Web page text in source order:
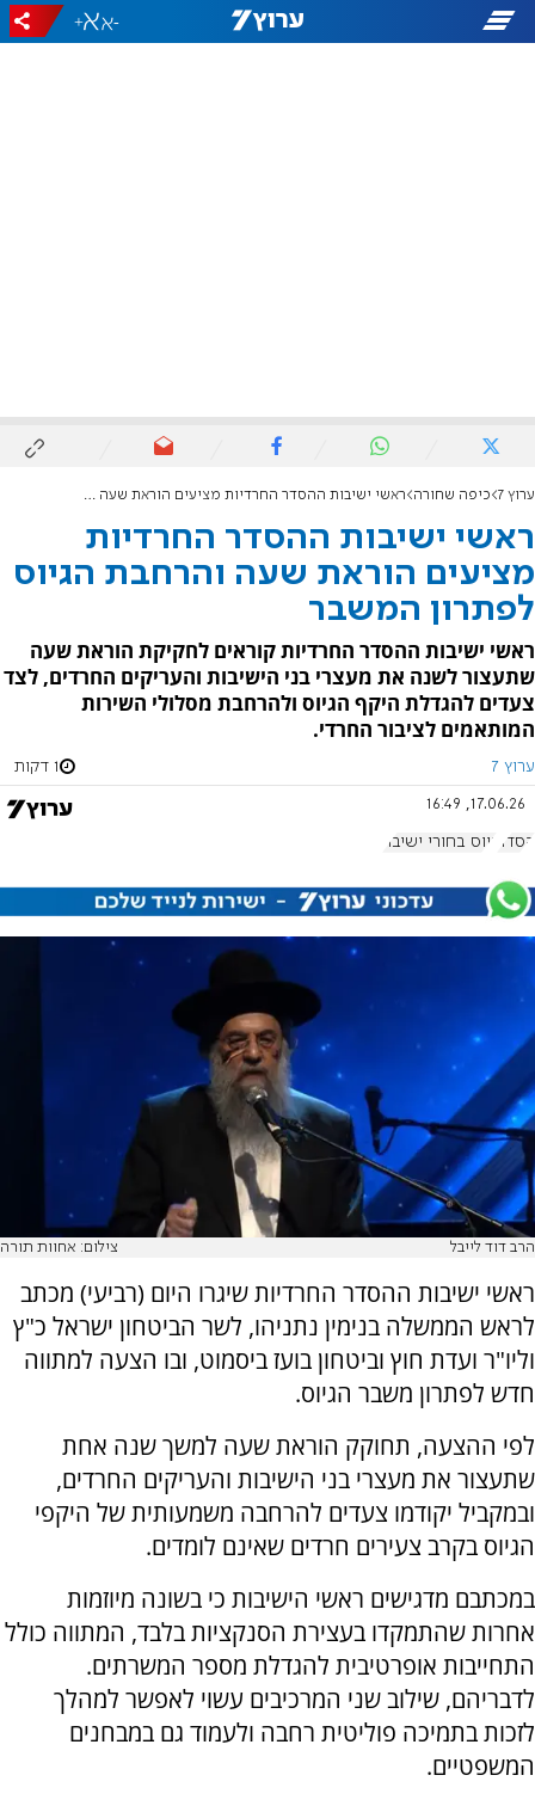
-
+
ערוץ 7 כיפה שחורה ראשי ישיבות ההסדר החרדיות מציעים הוראת שעה והרחבת הגיוס לפתרון המשבר
ראשי ישיבות ההסדר החרדיות
מציעים הוראת שעה והרחבת הגיוס
לפתרון המשבר
ראשי ישיבות ההסדר החרדיות קוראים לחקיקת הוראת שעה
שתעצור לשנה את מעצרי בני הישיבות והעריקים החרדים, לצד
צעדים להגדלת היקף הגיוס ולהרחבת מסלולי השירות
המותאמים לציבור החרדי.
ערוץ 7 1 דקות
17.06.26, 16:49
הסדר גיוס בחורי ישיבה
הרב דוד לייבל צילום: אחוות תורה
ראשי ישיבות ההסדר החרדיות שיגרו היום (רביעי) מכתב
לראש הממשלה בנימין נתניהו, לשר הביטחון ישראל כ"ץ
וליו"ר ועדת חוץ וביטחון בועז ביסמוט, ובו הצעה למתווה
חדש לפתרון משבר הגיוס.
לפי ההצעה, תחוקק הוראת שעה למשך שנה אחת
שתעצור את מעצרי בני הישיבות והעריקים החרדים,
ובמקביל יקודמו צעדים להרחבה משמעותית של היקפי
הגיוס בקרב צעירים חרדים שאינם לומדים.
במכתבם מדגישים ראשי הישיבות כי בשונה מיוזמות
אחרות שהתמקדו בעצירת הסנקציות בלבד, המתווה כולל
התחייבות אופרטיבית להגדלת מספר המשרתים.
לדבריהם, שילוב שני המרכיבים עשוי לאפשר למהלך
לזכות בתמיכה פוליטית רחבה ולעמוד גם במבחנים
המשפטיים.